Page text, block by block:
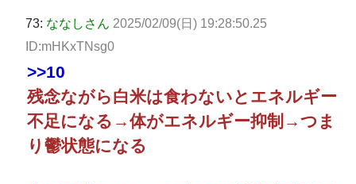
73: ななしさん 2025/02/09(日) 19:28:50.25
ID:mHKxTNsg0
>>10
残念ながら白米は食わないとエネルギー
不足になる→体がエネルギー抑制→つま
り鬱状態になる